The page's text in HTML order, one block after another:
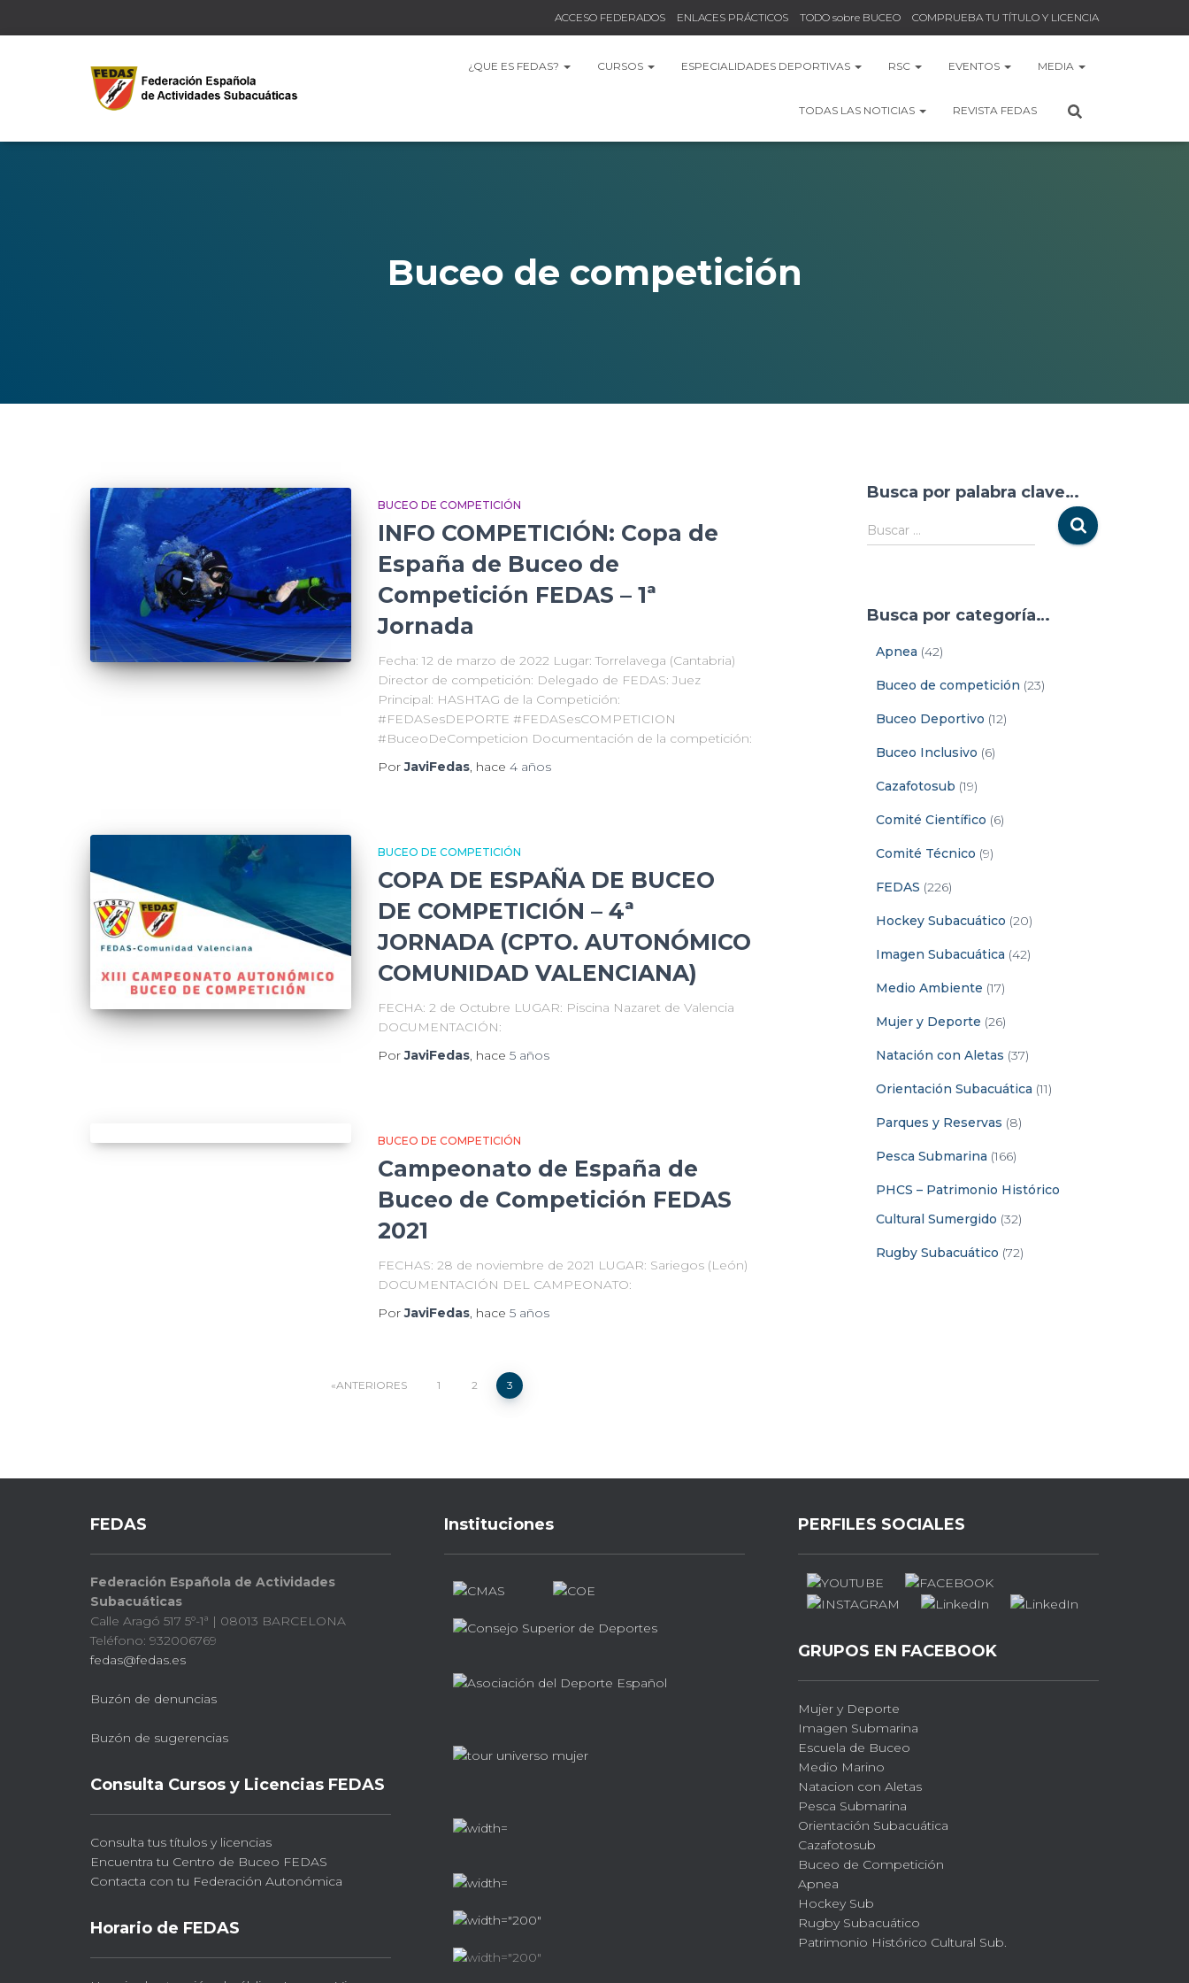
ACCESO FEDERADOS ENLACES PRÁCTICOS TODO sobre BUCEO COMPRUEBA TU TÍTULO Y LICENCIA
¿QUE ES FEDAS? CURSOS ESPECIALIDADES DEPORTIVAS RSC EVENTOS MEDIA
TODAS LAS NOTICIAS REVISTA FEDAS
Buceo de competición
BUCEO DE COMPETICIÓN
INFO COMPETICIÓN: Copa de
España de Buceo de
Competición FEDAS – 1ª
Jornada
Fecha: 12 de marzo de 2022 Lugar: Torrelavega (Cantabria)
Director de competición: Delegado de FEDAS: Juez
Principal: HASHTAG de la Competición:
#FEDASesDEPORTE #FEDASesCOMPETICION
#BuceoDeCompeticion Documentación de la competición:
PorJaviFedas, hace 4 años
BUCEO DE COMPETICIÓN
COPA DE ESPAÑA DE BUCEO
DE COMPETICIÓN – 4ª
JORNADA (CPTO. AUTONÓMICO
COMUNIDAD VALENCIANA)
FECHA: 2 de Octubre LUGAR: Piscina Nazaret de Valencia
DOCUMENTACIÓN:
PorJaviFedas, hace 5 años
BUCEO DE COMPETICIÓN
Campeonato de España de
Buceo de Competición FEDAS
2021
FECHAS: 28 de noviembre de 2021 LUGAR: Sariegos (León)
DOCUMENTACIÓN DEL CAMPEONATO:
PorJaviFedas, hace 5 años
ANTERIORES 1 2 3
Busca por palabra clave…
Buscar …
Busca por categoría…
Apnea (42)
Buceo de competición (23)
Buceo Deportivo (12)
Buceo Inclusivo (6)
Cazafotosub (19)
Comité Científico (6)
Comité Técnico (9)
FEDAS (226)
Hockey Subacuático (20)
Imagen Subacuática (42)
Medio Ambiente (17)
Mujer y Deporte (26)
Natación con Aletas (37)
Orientación Subacuática (11)
Parques y Reservas (8)
Pesca Submarina (166)
PHCS – Patrimonio Histórico
Cultural Sumergido (32)
Rugby Subacuático (72)
FEDAS
Federación Española de Actividades
Subacuáticas
Calle Aragó 517 5º-1ª | 08013 BARCELONA
Teléfono: 932006769
fedas@fedas.es
Buzón de denuncias
Buzón de sugerencias
Consulta Cursos y Licencias FEDAS
Consulta tus títulos y licencias
Encuentra tu Centro de Buceo FEDAS
Contacta con tu Federación Autonómica
Horario de FEDAS
Instituciones PERFILES SOCIALES
GRUPOS EN FACEBOOK
Mujer y Deporte
Imagen Submarina
Escuela de Buceo
Medio Marino
Natacion con Aletas
Pesca Submarina
Orientación Subacuática
Cazafotosub
Buceo de Competición
Apnea
Hockey Sub
Rugby Subacuático
Patrimonio Histórico Cultural Sub.